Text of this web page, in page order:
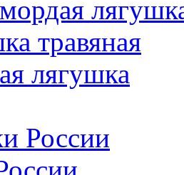
травяная
лягушка
России